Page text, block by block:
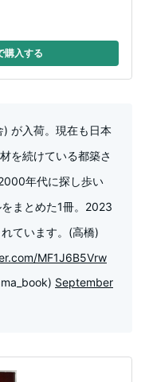
購入する
が入荷。現在も日本
を続けている都築さ
年代に探し歩い
まとめた1冊。2023
ています。(高橋)
MF1J6B5Vrw
September